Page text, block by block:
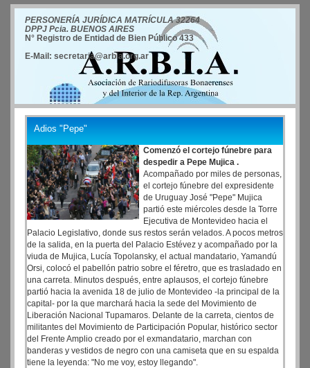
PERSONERÍA JURÍDICA MATRÍCULA 32264
DPPJ Pcia. BUENOS AIRES
N° Registro de Entidad de Bien Público 433
E-Mail: secretaria@arbia.org.ar
Adios "Pepe"
Comenzó el cortejo fúnebre para
despedir a Pepe Mujica .
Acompañado por miles de personas,
el cortejo fúnebre del expresidente
de Uruguay José "Pepe" Mujica
partió este miércoles desde la Torre
Ejecutiva de Montevideo hacia el
Palacio Legislativo, donde sus restos serán velados. A pocos metros
de la salida, en la puerta del Palacio Estévez y acompañado por la
viuda de Mujica, Lucía Topolansky, el actual mandatario, Yamandú
Orsi, colocó el pabellón patrio sobre el féretro, que es trasladado en
una carreta. Minutos después, entre aplausos, el cortejo fúnebre
partió hacia la avenida 18 de julio de Montevideo -la principal de la
capital- por la que marchará hacia la sede del Movimiento de
Liberación Nacional Tupamaros. Delante de la carreta, cientos de
militantes del Movimiento de Participación Popular, histórico sector
del Frente Amplio creado por el exmandatario, marchan con
banderas y vestidos de negro con una camiseta que en su espalda
tiene la leyenda: "No me voy, estoy llegando".